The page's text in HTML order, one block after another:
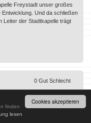
Cookies akzeptieren
finden
lesen
Freystadt unser großes
Und da schließen
Leiter der Stadtkapelle trägt
mit der Stadtkappelle
0 Gut Schlecht